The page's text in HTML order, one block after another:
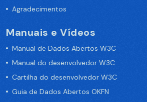
Agradecimentos
Manuais e Vídeos
Manual de Dados Abertos W3C
Manual do desenvolvedor W3C
Cartilha do desenvolvedor W3C
Guia de Dados Abertos OKFN